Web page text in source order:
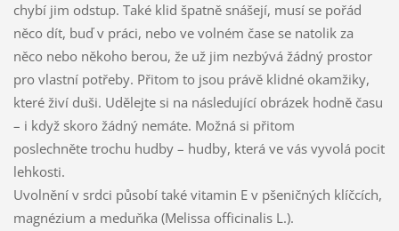
chybí jim odstup. Také klid špatně snášejí, musí se pořád
něco dít, buď v práci, nebo ve volném čase se natolik za
něco nebo někoho berou, že už jim nezbývá žádný prostor
pro vlastní potřeby. Přitom to jsou právě klidné okamžiky,
které živí duši. Udělejte si na následující obrázek hodně času
– i když skoro žádný nemáte. Možná si přitom
poslechněte trochu hudby – hudby, která ve vás vyvolá pocit
lehkosti.
Uvolnění v srdci působí také vitamin E v pšeničných klíčcích,
magnézium a meduňka (Melissa officinalis L.).